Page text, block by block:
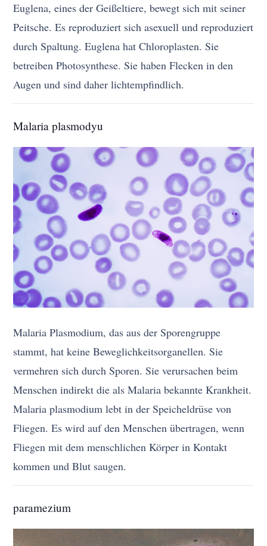
Euglena, eines der Geißeltiere, bewegt sich mit seiner
Peitsche. Es reproduziert sich asexuell und reproduziert
durch Spaltung. Euglena hat Chloroplasten. Sie
betreiben Photosynthese. Sie haben Flecken in den
Augen und sind daher lichtempfindlich.
Malaria plasmodyu
Malaria Plasmodium, das aus der Sporengruppe
stammt, hat keine Beweglichkeitsorganellen. Sie
vermehren sich durch Sporen. Sie verursachen beim
Menschen indirekt die als Malaria bekannte Krankheit.
Malaria plasmodium lebt in der Speicheldrüse von
Fliegen. Es wird auf den Menschen übertragen, wenn
Fliegen mit dem menschlichen Körper in Kontakt
kommen und Blut saugen.
paramezium